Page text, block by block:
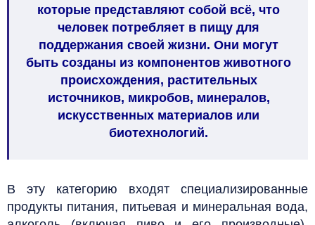
которые представляют собой всё, что
человек потребляет в пищу для
поддержания своей жизни. Они могут
быть созданы из компонентов животного
происхождения, растительных
источников, микробов, минералов,
искусственных материалов или
биотехнологий.
В эту категорию входят специализированные
продукты питания, питьевая и минеральная вода,